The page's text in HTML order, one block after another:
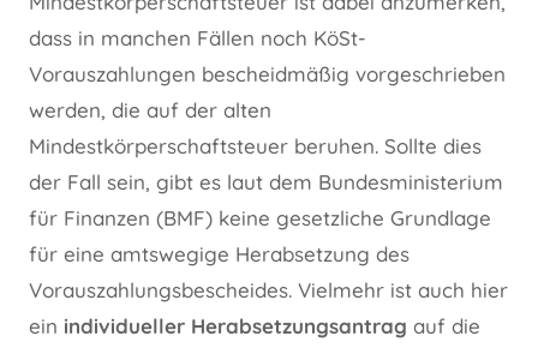
dass in manchen Fällen noch KöSt-
Vorauszahlungen bescheidmäßig vorgeschrieben
werden, die auf der alten
Mindestkörperschaftsteuer beruhen. Sollte dies
der Fall sein, gibt es laut dem Bundesministerium
für Finanzen (BMF) keine gesetzliche Grundlage
für eine amtswegige Herabsetzung des
Vorauszahlungsbescheides. Vielmehr ist auch hier
ein individueller Herabsetzungsantrag auf die